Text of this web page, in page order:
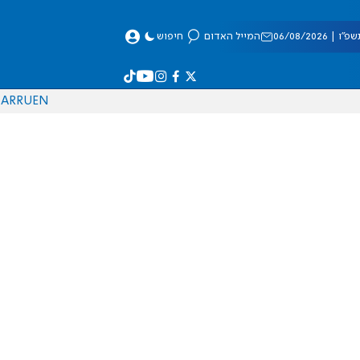
08/2026 המייל האדום חיפוש
EN
RU
AR